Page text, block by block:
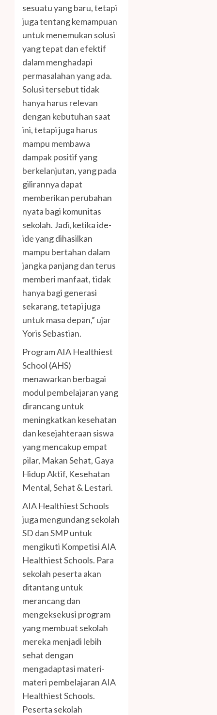
sesuatu yang baru, tetapi
juga tentang kemampuan
untuk menemukan solusi
yang tepat dan efektif
dalam menghadapi
permasalahan yang ada.
Solusi tersebut tidak
hanya harus relevan
dengan kebutuhan saat
ini, tetapi juga harus
mampu membawa
dampak positif yang
berkelanjutan, yang pada
gilirannya dapat
memberikan perubahan
nyata bagi komunitas
sekolah. Jadi, ketika ide-
ide yang dihasilkan
mampu bertahan dalam
jangka panjang dan terus
memberi manfaat, tidak
hanya bagi generasi
sekarang, tetapi juga
untuk masa depan,” ujar
Yoris Sebastian.
Program AIA Healthiest
School (AHS)
menawarkan berbagai
modul pembelajaran yang
dirancang untuk
meningkatkan kesehatan
dan kesejahteraan siswa
yang mencakup empat
pilar, Makan Sehat, Gaya
Hidup Aktif, Kesehatan
Mental, Sehat & Lestari.
AIA Healthiest Schools
juga mengundang sekolah
SD dan SMP untuk
mengikuti Kompetisi AIA
Healthiest Schools. Para
sekolah peserta akan
ditantang untuk
merancang dan
mengeksekusi program
yang membuat sekolah
mereka menjadi lebih
sehat dengan
mengadaptasi materi-
materi pembelajaran AIA
Healthiest Schools.
Peserta sekolah